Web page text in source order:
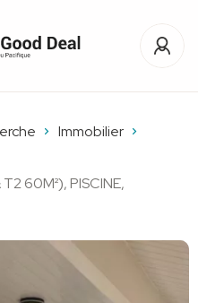
Immobilier
60M²), PISCINE,